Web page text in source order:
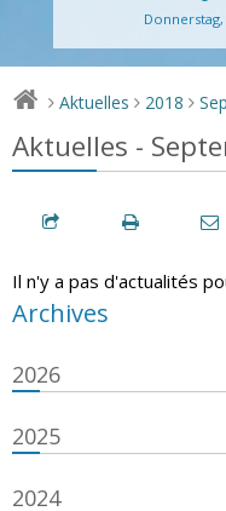
Donnerstag,
> Aktuelles > 2018 >
Aktuelles -
Il n'y a pas d'actualités
Archives
2026
2025
2024